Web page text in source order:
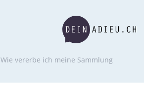
Wie vererbe ich meine Sammlung